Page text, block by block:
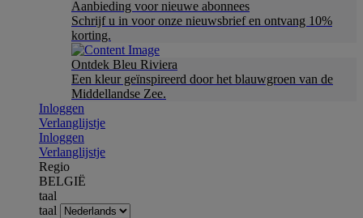
Aanbieding voor nieuwe abonnees
Schrijf u in voor onze nieuwsbrief en ontvang 10%
korting.
Ontdek Bleu Riviera
Een kleur geïnspireerd door het blauwgroen van de
Middellandse Zee.
Inloggen
Verlanglijstje
Inloggen
Verlanglijstje
Regio
BELGIË
taal
taal